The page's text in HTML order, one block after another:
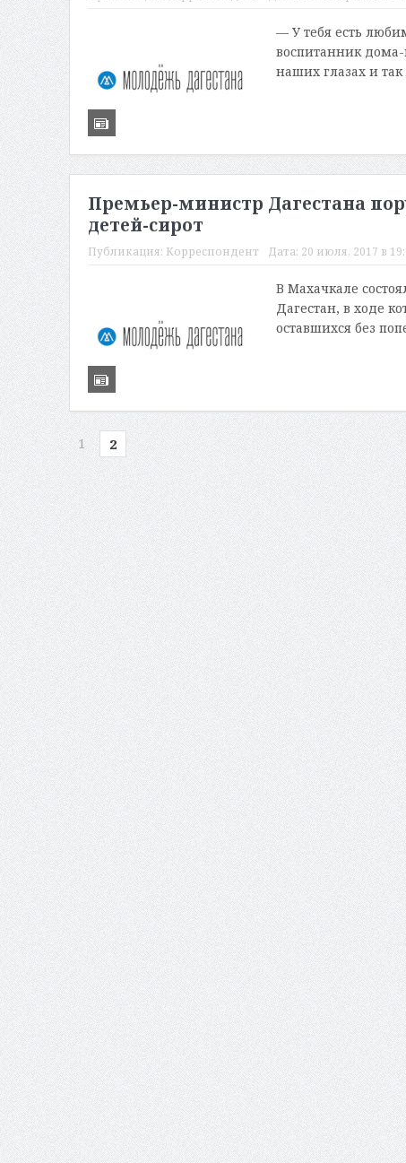
— У тебя есть
воспитанник дома-
наших глазах и
Премьер-министр Дагестана
детей-сирот
Публикация: Корреспондент Дата: 20 июля, 2017 в
В Махачкале
Дагестан, в ходе
оставшихся без
1 2